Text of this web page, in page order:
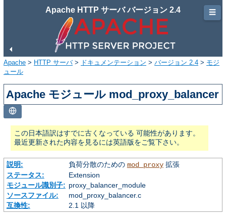
Apache HTTP サーバ バージョン 2.4
Apache > HTTP サーバ> ドキュメンテーション > バージョン 2.4 > モジ
ュール
Apache モジュール mod_proxy_balancer
この日本語訳はすでに古くなっている 可能性があります。
最近更新された内容を見るには英語版をご覧下さい。
説明: 負荷分散のための mod_proxy拡張
ステータス:
Extension
モジュール識別子: proxy_balancer_module
ソースファイル:
mod_proxy_balancer.c
互換性:
2.1 以降
☰